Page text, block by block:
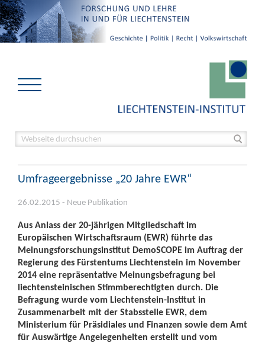
Umfrageergebnisse „20 Jahre EWR“
26.02.2015 - Neue Publikation
Aus Anlass der 20-jährigen Mitgliedschaft im
Europäischen Wirtschaftsraum (EWR) führte das
Meinungsforschungsinstitut DemoSCOPE im Auftrag der
Regierung des Fürstentums Liechtenstein im November
2014 eine repräsentative Meinungsbefragung bei
liechtensteinischen Stimmberechtigten durch. Die
Befragung wurde vom Liechtenstein-Institut in
Zusammenarbeit mit der Stabsstelle EWR, dem
Ministerium für Präsidiales und Finanzen sowie dem Amt
für Auswärtige Angelegenheiten erstellt und vom